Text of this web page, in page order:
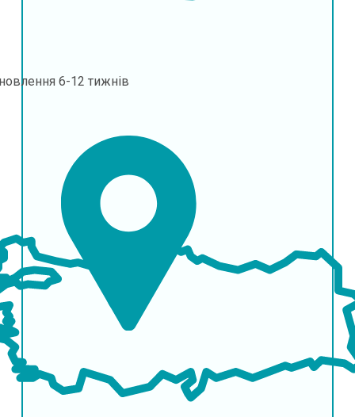
6-12 тижнів